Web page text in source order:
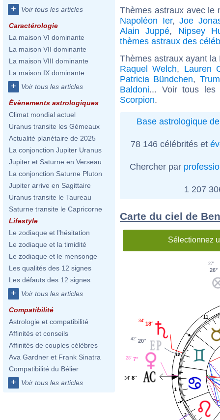
+ Voir tous les articles
Caractérologie
La maison VI dominante
La maison VII dominante
La maison VIII dominante
La maison IX dominante
+ Voir tous les articles
Évènements astrologiques
Climat mondial actuel
Uranus transite les Gémeaux
Actualité planétaire de 2025
La conjonction Jupiter Uranus
Jupiter et Saturne en Verseau
La conjonction Saturne Pluton
Jupiter arrive en Sagittaire
Uranus transite le Taureau
Saturne transite le Capricorne
Lifestyle
Le zodiaque et l'hésitation
Le zodiaque et la timidité
Le zodiaque et le mensonge
Les qualités des 12 signes
Les défauts des 12 signes
+ Voir tous les articles
Compatibilité
Astrologie et compatibilité
Affinités et conseils
Affinités de couples célèbres
Ava Gardner et Frank Sinatra
Compatibilité du Bélier
+ Voir tous les articles
Thèmes astraux avec le
Napoléon Ier,Joe
Alain Juppé, Nipsey
thèmes astraux des
Thèmes astraux ayant
Raquel Welch, Lauren
Patricia Bündchen,
Baldoni... Voir tous
Scorpion.
Base astrologique
78 146 célébrités et
Chercher par
1 207
Carte du ciel de
Sélectionnez
1
2
11
12
26°
27'
18°
34'
20°
42'
7°
28'
8°
34'